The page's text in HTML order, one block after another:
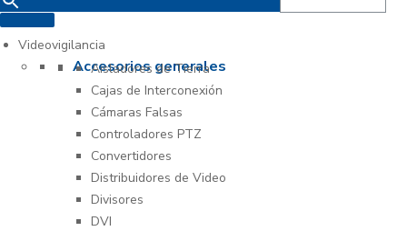
Videovigilancia
Accesorios generales
Aisladores de Tierra
Cajas de Interconexión
Cámaras Falsas
Controladores PTZ
Convertidores
Distribuidores de Video
Divisores
DVI